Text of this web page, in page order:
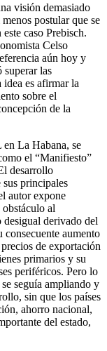
visión demasiado
postular que se
caso Prebisch.
Celso
aún hoy y
superar las
es afirmar la
sobre el
de la
La Habana, se
el “Manifiesto”
desarrollo
principales
autor expone
al
derivado del
consecuente aumento
de exportación
primarios y su
periféricos. Pero lo
seguía ampliando y
sin que los países
ahorro nacional,
del estado,